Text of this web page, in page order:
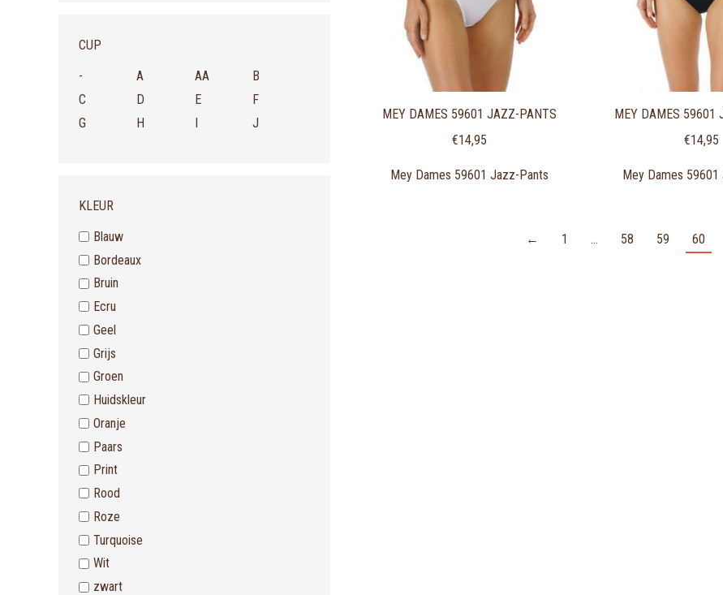
MEY DAMES 59601 JAZZ-PANTS
€14,95
Mey Dames 59601 Jazz-Pants
MEY DAMES 59601
€14,95
Mey Dames
← 1 … 58 59 60
CUP
-
A AA
B
C
D E
F
G
H I J
KLEUR
Blauw
Bordeaux
Bruin
Ecru
Geel
Grijs
Groen
Huidskleur
Oranje
Paars
Print
Rood
Roze
Turquoise
Wit
zwart